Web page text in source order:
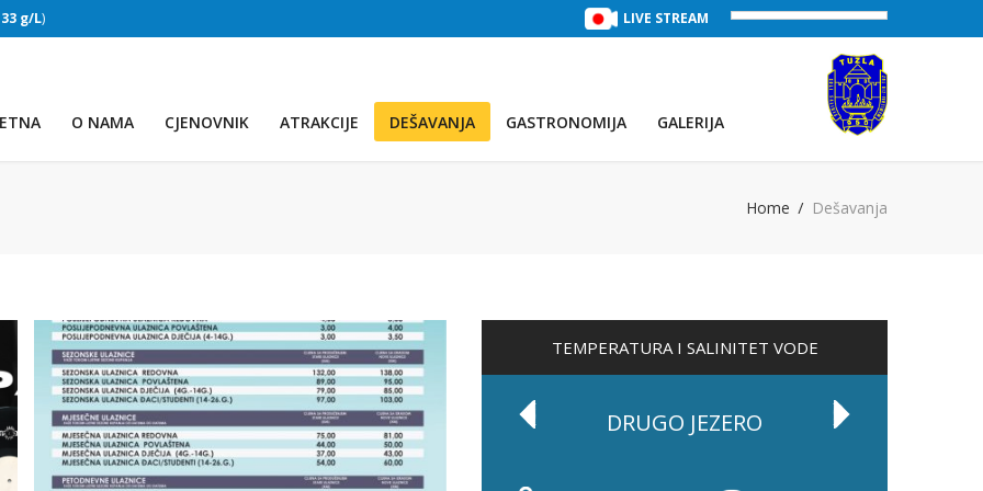
33 g/L) TREĆE JEZERO (Voda:29 °C, Salinitet:32 g/L)
LIVE STREAM
O NAMA CJENOVNIK ATRAKCIJE DEŠAVANJA GASTRONOMIJA GALERIJA
Home Dešavanja
TEMPERATURA I SALINITET VODE
PRVO JEZERO DRUGO JEZERO